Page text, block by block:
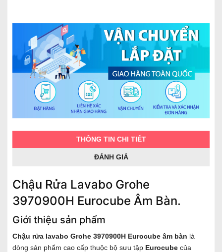
THÔNG TIN CHI TIẾT
ĐÁNH GIÁ
Chậu Rửa Lavabo Grohe
3970900H Eurocube Âm Bàn.
Giới thiệu sản phẩm
Chậu rửa lavabo Grohe 3970900H Eurocube âm bàn là
dòng sản phẩm cao cấp thuộc bộ sưu tập Eurocube của